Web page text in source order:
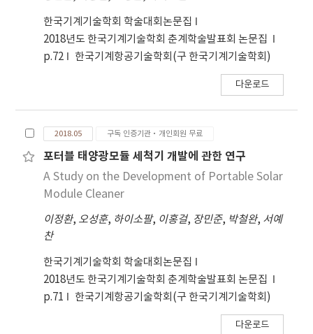
한국기계기술학회 학술대회논문집
2018년도 한국기계기술학회 춘계학술발표회 논문집
p.72
한국기계항공기술학회(구 한국기계기술학회)
다운로드
2018.05 구독 인증기관·개인회원 무료
포터블 태양광모듈 세척기 개발에 관한 연구
A Study on the Development of Portable Solar
Module Cleaner
이정환, 오성훈, 하이소팔, 이홍걸, 장민준, 박철완, 서예
찬
한국기계기술학회 학술대회논문집
2018년도 한국기계기술학회 춘계학술발표회 논문집
p.71
한국기계항공기술학회(구 한국기계기술학회)
다운로드